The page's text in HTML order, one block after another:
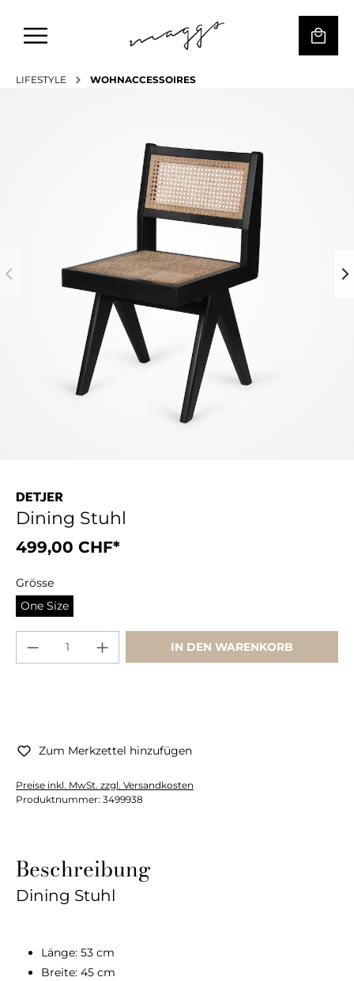
LIFESTYLE WOHNACCESSOIRES
Dining Stuhl
499,00 CHF*
Grösse
One Size
IN DEN WARENKORB
Zum Merkzettel hinzufügen
Preise inkl. MwSt. zzgl. Versandkosten
Produktnummer: 3499938
Beschreibung
Dining Stuhl
Länge: 53 cm
Breite: 45 cm